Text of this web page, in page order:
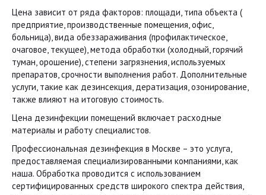
Цена зависит от ряда факторов: площади, типа объекта (
предприятие, производственные помещения, офис,
больница), вида обеззараживания (профилактическое,
очаговое, текущее), метода обработки (холодный, горячий
туман, орошение), степени загрязнения, используемых
препаратов, срочности выполнения работ. Дополнительные
услуги, такие как дезинсекция, дератизация, озонирование,
также влияют на итоговую стоимость.
Цена дезинфекции помещений включает расходные
материалы и работу специалистов.
Профессиональная дезинфекция в Москве – это услуга,
предоставляемая специализированными компаниями, как
наша. Обработка проводится с использованием
сертифицированных средств широкого спектра действия,